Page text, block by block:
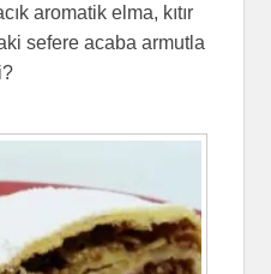
aromatik elma, kıtır
sefere acaba armutla